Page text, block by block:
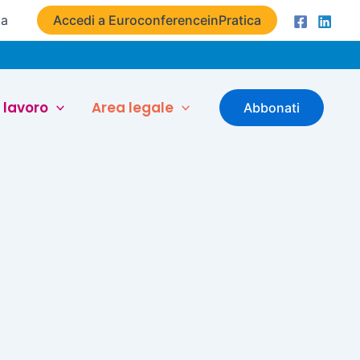
Accedi a EuroconferenceinPratica
lavoro Area legale Abbonati